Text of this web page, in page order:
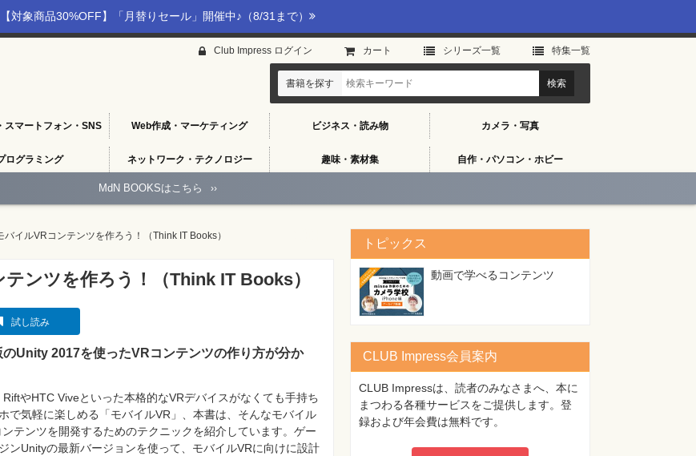
【対象商品30%OFF】「月替りセール」開催中♪（8/31まで）
スマートフォン・SNS Web作成・マーケティング ビジネス・読み物 カメラ・写真
ログラミング ネットワーク・テクノロジー 趣味・素材集 自作・パソコン・ホビー
Club Impress ログイン カート シリーズ⼀覧 特集⼀覧
書籍を探す
MdN BOOKSはこちら ››
イルVRコンテンツを作ろう！（Think IT Books）
ンツを作ろう！（Think IT Books）
試し読み
のUnity 2017を使ったVRコンテンツの作り方が分か
やHTC Viveといった本格的なVRデバイスがなくても手持ち
で気軽に楽しめる「モバイルVR」、本書は、そんなモバイル
ンテンツを開発するためのテクニックを紹介しています。ゲー
ンUnityの最新バージョンを使って、モバイルVRに向けに設計
トピックス
動画で学べるコンテンツ
CLUB Impress会員案内
CLUB Impressは、読者のみなさまへ、本に
まつわる各種サービスをご提供します。登
録および年会費は無料です。